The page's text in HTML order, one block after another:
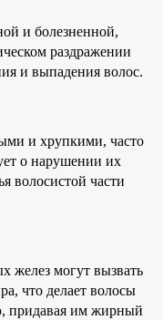
и болезненной,
раздражении
и выпадения волос.
и хрупкими, часто
о нарушении их
волосистой части
желез могут вызвать
что делает волосы
придавая им жирный